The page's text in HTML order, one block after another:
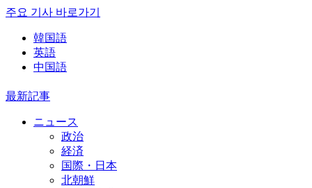
주요 기사 바로가기
韓国語
英語
中国語
最新記事
ニュース
政治
経済
国際・日本
北朝鮮